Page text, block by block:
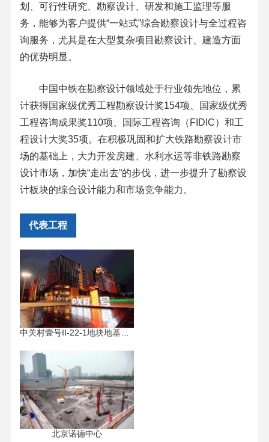
划、可行性研究、勘察设计、研发和施工监理等服
务，能够为客户提供“一站式”综合勘察设计与全过程咨
询服务，尤其是在大型复杂项目勘察设计、建造方面
的优势明显。
中国中铁在勘察设计领域处于行业领先地位，累
计获得国家级优秀工程勘察设计奖154项、国家级优秀
工程咨询成果奖110项、国际工程咨询（FIDIC）和工
程设计大奖35项。在积极巩固和扩大铁路勘察设计市
场的基础上，大力开发房建、水利水运等非铁路勘察
设计市场，加快“走出去”的步伐，进一步提升了勘察设
计板块的综合设计能力和市场竞争能力。
代表工程
中关村壹号II-22-1地块地基处理...
北京诺德中心